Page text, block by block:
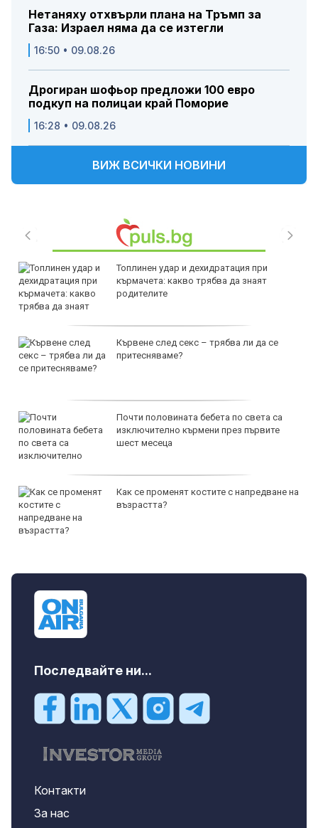
Нетаняху отхвърли плана на Тръмп за
Газа: Израел няма да се изтегли
16:50 • 09.08.26
Дрогиран шофьор предложи 100 евро
подкуп на полицаи край Поморие
16:28 • 09.08.26
ВИЖ ВСИЧКИ НОВИНИ
Топлинен удар и дехидратация при
кърмачета: какво трябва да знаят
родителите
Кървене след секс – трябва ли да се
притесняваме?
Почти половината бебета по света са
изключително кърмени през първите
шест месеца
Как се променят костите с напредване на
възрастта?
Последвайте ни...
Контакти
За нас